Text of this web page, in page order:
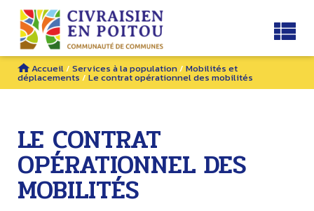
Accueil/ Services à la population/ Mobilités et
déplacements / Le contrat opérationnel des mobilités
LE CONTRAT
OPÉRATIONNEL DES
MOBILITÉS